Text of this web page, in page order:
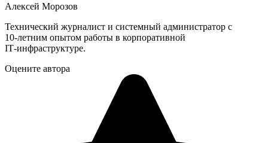
Алексей Морозов
Технический журналист и системный администратор с
10‑летним опытом работы в корпоративной
IT‑инфраструктуре.
Оцените автора